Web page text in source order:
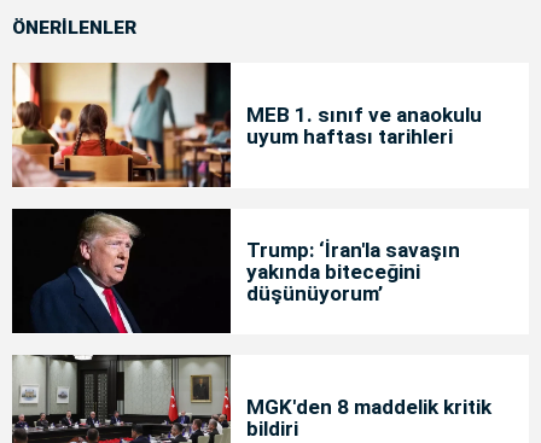
ÖNERİLENLER
MEB 1. sınıf ve anaokulu
uyum haftası tarihleri
Trump: ‘İran'la savaşın
yakında biteceğini
düşünüyorum’
MGK'den 8 maddelik kritik
bildiri